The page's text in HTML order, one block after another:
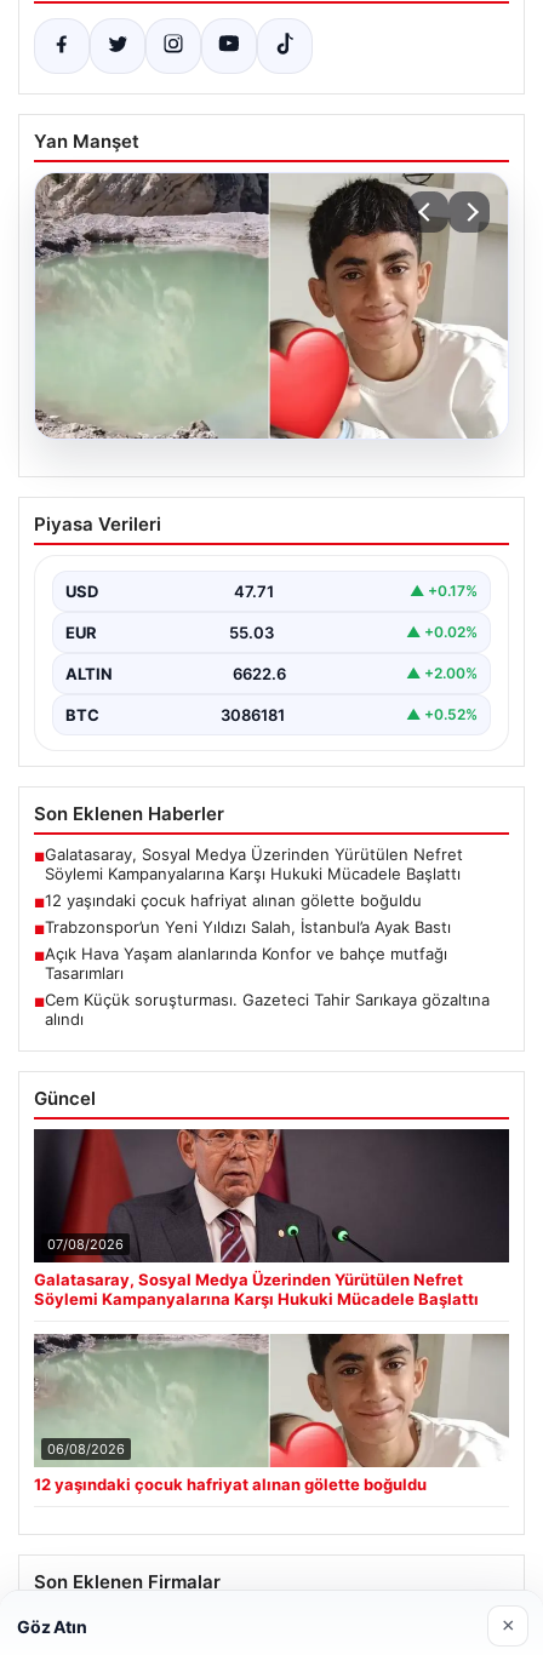
Yan Manşet
12 yaşındaki çocuk hafriyat alınan
gölette boğuldu
Boğuldu”, “content”: “ Erzurum’un Oltu ilçesinde
gerçekleşen…
Piyasa Verileri
USD 47.71 ▲ +0.17%
EUR 55.03 ▲ +0.02%
ALTIN 6622.6 ▲ +2.00%
BTC 3086181 ▲ +0.52%
Son Eklenen Haberler
■Galatasaray, Sosyal Medya Üzerinden Yürütülen Nefret
Söylemi Kampanyalarına Karşı Hukuki Mücadele Başlattı
■12 yaşındaki çocuk hafriyat alınan gölette boğuldu
■Trabzonspor’un Yeni Yıldızı Salah, İstanbul’a Ayak Bastı
■Açık Hava Yaşam alanlarında Konfor ve bahçe mutfağı
Tasarımları
■Cem Küçük soruşturması. Gazeteci Tahir Sarıkaya gözaltına
alındı
Güncel
07/08/2026
Galatasaray, Sosyal Medya Üzerinden Yürütülen Nefret
Söylemi Kampanyalarına Karşı Hukuki Mücadele Başlattı
06/08/2026
12 yaşındaki çocuk hafriyat alınan gölette boğuldu
Son Eklenen Firmalar
Göz Atın ×